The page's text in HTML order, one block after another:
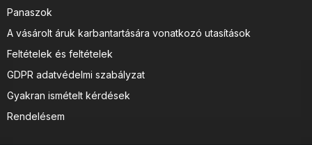
Panaszok
A vásárolt áruk karbantartására vonatkozó utasítások
Feltételek és feltételek
GDPR adatvédelmi szabályzat
Gyakran ismételt kérdések
Rendelésem